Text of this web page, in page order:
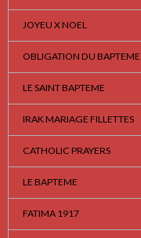
JOYEU X NOEL
OBLIGATION DU BAPTEME
LE SAINT BAPTEME
IRAK MARIAGE FILLETTES
CATHOLIC PRAYERS
LE BAPTEME
FATIMA 1917